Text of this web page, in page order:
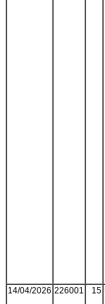
14/04/2026 226001 15